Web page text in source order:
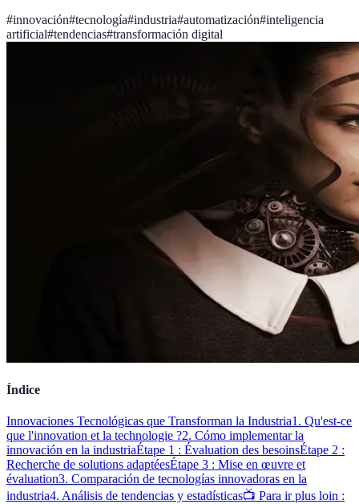
#innovación#tecnología#industria#automatización#inteligencia
artificial#tendencias#transformación digital
Índice
Innovaciones Tecnológicas que Transforman la Industria1. Qu'est-ce
que l'innovation et la technologie ?2. Cómo implementar la
innovación en la industriaÉtape 1 : Évaluation des besoinsÉtape 2 :
Recherche de solutions adaptéesÉtape 3 : Mise en œuvre et
évaluation3. Comparación de tecnologías innovadoras en la
industria4. Análisis de tendencias y estadísticas📺 Para ir plus loin :